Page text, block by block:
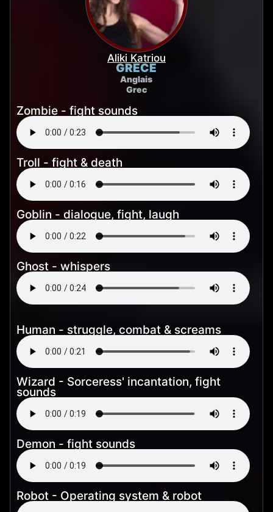
Aliki Katriou
GRÈCE
Anglais
Grec
Zombie - fight sounds
Troll - fight & death
Goblin - dialogue, fight, laugh
Ghost - whispers
Human - struggle, combat & screams
Wizard - Sorceress' incantation, fight
sounds
Demon - fight sounds
Robot - Operating system & robot